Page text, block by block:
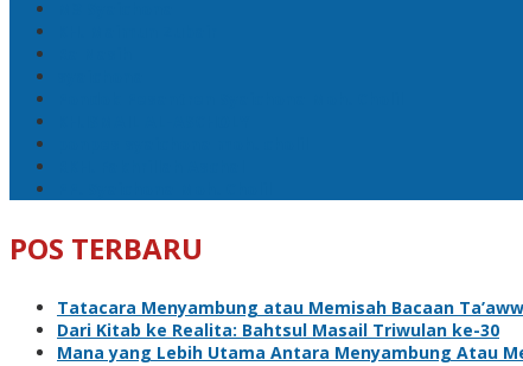
POS TERBARU
Tatacara Menyambung atau Memisah Bacaan
Dari Kitab ke Realita: Bahtsul Masail Triwulan ke-30
Mana yang Lebih Utama Antara Menyambung Atau